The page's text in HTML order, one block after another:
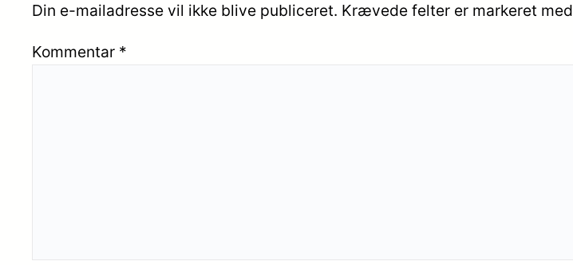
Din e-mailadresse vil ikke blive publiceret. Krævede felter er markeret med
Kommentar *